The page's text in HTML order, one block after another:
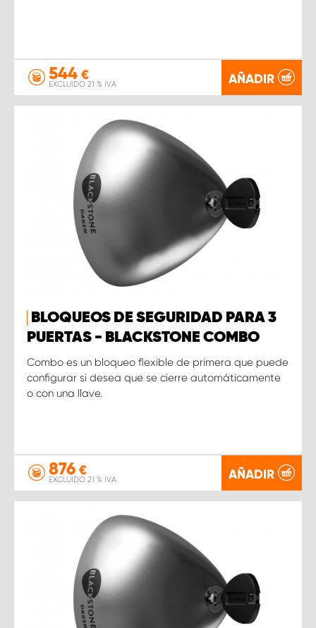
544 €
EXCLUIDO 21 % IVA AÑADIR
BLOQUEOS DE SEGURIDAD PARA 3
PUERTAS - BLACKSTONE COMBO
Combo es un bloqueo flexible de primera que puede
configurar si desea que se cierre automáticamente
o con una llave.
876 €
EXCLUIDO 21 % IVA AÑADIR